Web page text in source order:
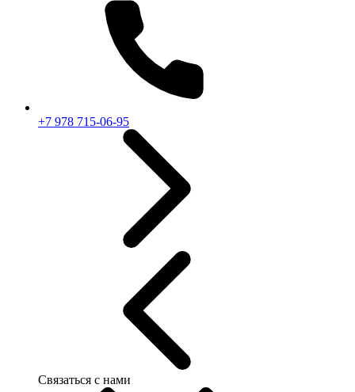
+7 978 715-06-95
Связаться с нами